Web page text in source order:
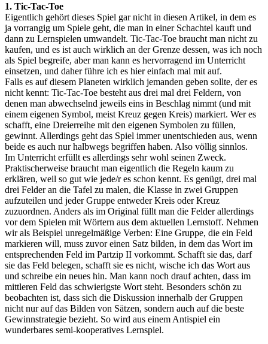
1. Tic-Tac-Toe
Eigentlich gehört dieses Spiel gar nicht in diesen Artikel, in dem es
ja vorrangig um Spiele geht, die man in einer Schachtel kauft und
dann zu Lernspielen umwandelt. Tic-Tac-Toe braucht man nicht zu
kaufen, und es ist auch wirklich an der Grenze dessen, was ich noch
als Spiel begreife, aber man kann es hervorragend im Unterricht
einsetzen, und daher führe ich es hier einfach mal mit auf.
Falls es auf diesem Planeten wirklich jemanden geben sollte, der es
nicht kennt: Tic-Tac-Toe besteht aus drei mal drei Feldern, von
denen man abwechselnd jeweils eins in Beschlag nimmt (und mit
einem eigenen Symbol, meist Kreuz gegen Kreis) markiert. Wer es
schafft, eine Dreierreihe mit den eigenen Symbolen zu füllen,
gewinnt. Allerdings geht das Spiel immer unentschieden aus, wenn
beide es auch nur halbwegs begriffen haben. Also völlig sinnlos.
Im Unterricht erfüllt es allerdings sehr wohl seinen Zweck.
Praktischerweise braucht man eigentlich die Regeln kaum zu
erklären, weil so gut wie jede/r es schon kennt. Es genügt, drei mal
drei Felder an die Tafel zu malen, die Klasse in zwei Gruppen
aufzuteilen und jeder Gruppe entweder Kreis oder Kreuz
zuzuordnen. Anders als im Original füllt man die Felder allerdings
vor dem Spielen mit Wörtern aus dem aktuellen Lernstoff. Nehmen
wir als Beispiel unregelmäßige Verben: Eine Gruppe, die ein Feld
markieren will, muss zuvor einen Satz bilden, in dem das Wort im
entsprechenden Feld im Partzip II vorkommt. Schafft sie das, darf
sie das Feld belegen, schafft sie es nicht, wische ich das Wort aus
und schreibe ein neues hin. Man kann noch drauf achten, dass im
mittleren Feld das schwierigste Wort steht. Besonders schön zu
beobachten ist, dass sich die Diskussion innerhalb der Gruppen
nicht nur auf das Bilden von Sätzen, sondern auch auf die beste
Gewinnstrategie bezieht. So wird aus einem Antispiel ein
wunderbares semi-kooperatives Lernspiel.